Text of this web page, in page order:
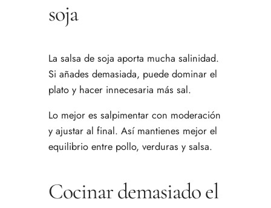
soja
La salsa de soja aporta mucha salinidad.
Si añades demasiada, puede dominar el
plato y hacer innecesaria más sal.
Lo mejor es salpimentar con moderación
y ajustar al final. Así mantienes mejor el
equilibrio entre pollo, verduras y salsa.
Cocinar demasiado el